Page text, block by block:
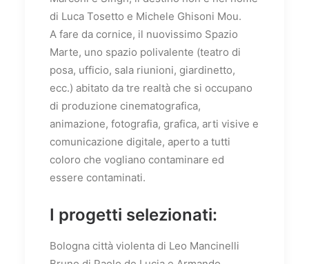
di Luca Tosetto e Michele Ghisoni Mou.
A fare da cornice, il nuovissimo Spazio
Marte, uno spazio polivalente (teatro di
posa, ufficio, sala riunioni, giardinetto,
ecc.) abitato da tre realtà che si occupano
di produzione cinematografica,
animazione, fotografia, grafica, arti visive e
comunicazione digitale, aperto a tutti
coloro che vogliano contaminare ed
essere contaminati.
I progetti selezionati:
Bologna città violenta di Leo Mancinelli